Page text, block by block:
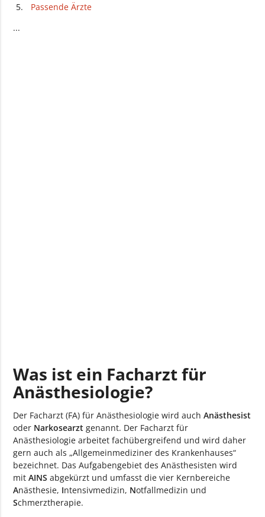
Passende Ärzte
...
Was ist ein Facharzt für
Anästhesiologie?
Der Facharzt (FA) für Anästhesiologie wird auchAnästhesist
oder Narkosearzt genannt. Der Facharzt für
Anästhesiologie arbeitet fachübergreifend und wird daher
gern auch als „Allgemeinmediziner des Krankenhauses“
bezeichnet. Das Aufgabengebiet des Anästhesisten wird
mitAINS abgekürzt und umfasst die vier Kernbereiche
Anästhesie, Intensivmedizin, Notfallmedizin und
Schmerztherapie.